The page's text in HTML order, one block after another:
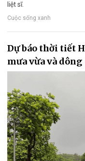
liệt sĩ.
Cuộc sống xanh
Dự báo thời tiết
mưa vừa và dông